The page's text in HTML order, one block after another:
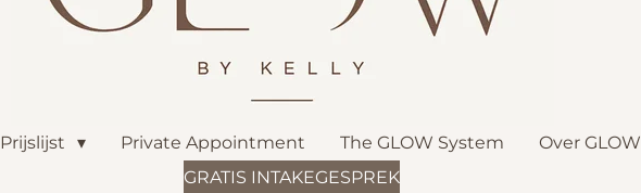
Prijslijst Private Appointment The GLOW System Over GLOW
GRATIS INTAKEGESPREK